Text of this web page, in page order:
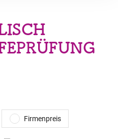
Firmenpreis